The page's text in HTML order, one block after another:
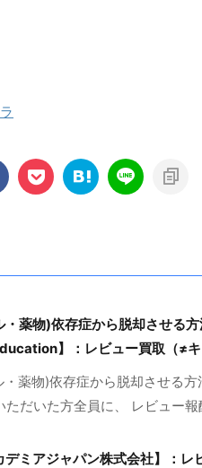
薬物)依存症から脱却させる
】：レビュー買取（≠キ
薬物)依存症から脱却させる
だいた方全員に、 レビュー
ミアジャパン株式会社】：レ